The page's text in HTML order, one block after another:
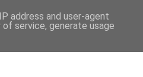
address and user-agent
service, generate usage